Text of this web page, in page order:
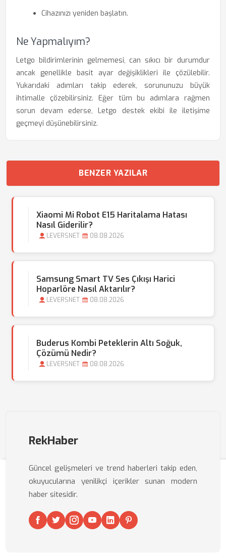
Cihazınızı yeniden başlatın.
Ne Yapmalıyım?
Letgo bildirimlerinin gelmemesi, can sıkıcı bir durumdur
ancak genellikle basit ayar değişiklikleri ile çözülebilir.
Yukarıdaki adımları takip ederek, sorununuzu büyük
ihtimalle çözebilirsiniz. Eğer tüm bu adımlara rağmen
sorun devam ederse, Letgo destek ekibi ile iletişime
geçmeyi düşünebilirsiniz.
BENZER YAZILAR
Xiaomi Mi Robot E15 Haritalama Hatası
Nasıl Giderilir?
LEVERSNET 08.08.2026
Samsung Smart TV Ses Çıkışı Harici
Hoparlöre Nasıl Aktarılır?
LEVERSNET 08.08.2026
Buderus Kombi Peteklerin Altı Soğuk,
Çözümü Nedir?
LEVERSNET 08.08.2026
RekHaber
Güncel gelişmeleri ve trend haberleri takip eden,
okuyucularına yenilikçi içerikler sunan modern
haber sitesidir.